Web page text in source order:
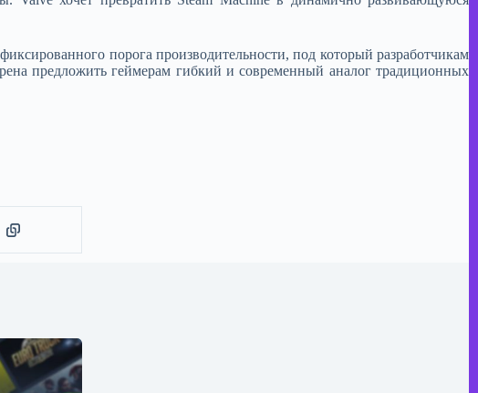
порога производительности, под который разработчикам
предложить геймерам гибкий и современный аналог традиционных